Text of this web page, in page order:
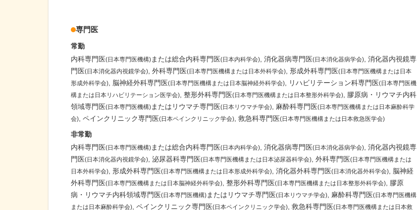
専門医
常勤
内科専門医(日本専門医機構)または総合内科専門医(日本内科学会) 消化器病専門医(日本消化器病学会) 消化器内視鏡専
門医(日本消化器内視鏡学会) 外科専門医(日本専門医機構または日本外科学会) 形成外科専門医(日本専門医機構または日本
形成外科学会)
脳神経外科専門医(日本専門医機構または日本脳神経外科学会) リハビリテーション科専門医(日本専門医機
構または日本リハビリテーション医学会) 整形外科専門医(日本専門医機構または日本整形外科学会)
膠原病・リウマチ内科
領域専門医(日本専門医機構)またはリウマチ専門医(日本リウマチ学会) 麻酔科専門医(日本専門医機構または日本麻酔科学
会) ペインクリニック専門医(日本ペインクリニック学会) 救急科専門医(日本専門医機構または日本救急医学会)
非常勤
内科専門医(日本専門医機構)または総合内科専門医(日本内科学会) 消化器病専門医(日本消化器病学会) 消化器内視鏡専
門医(日本消化器内視鏡学会) 泌尿器科専門医(日本専門医機構または日本泌尿器科学会) 外科専門医(日本専門医機構または
日本外科学会) 形成外科専門医(日本専門医機構または日本形成外科学会) 消化器外科専門医(日本消化器外科学会)
脳神経
外科専門医(日本専門医機構または日本脳神経外科学会) 整形外科専門医(日本専門医機構または日本整形外科学会)
膠原
病・リウマチ内科領域専門医(日本専門医機構)またはリウマチ専門医(日本リウマチ学会) 麻酔科専門医(日本専門医機構
または日本麻酔科学会) ペインクリニック専門医(日本ペインクリニック学会) 救急科専門医(日本専門医機構または日本救